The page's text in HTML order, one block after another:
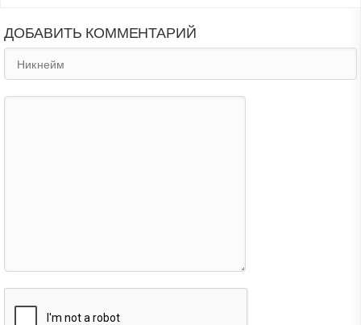
ДОБАВИТЬ КОММЕНТАРИЙ